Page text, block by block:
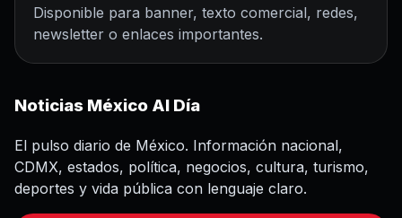
Disponible para banner, texto comercial, redes,
newsletter o enlaces importantes.
Noticias México Al Día
El pulso diario de México. Información nacional,
CDMX, estados, política, negocios, cultura, turismo,
deportes y vida pública con lenguaje claro.